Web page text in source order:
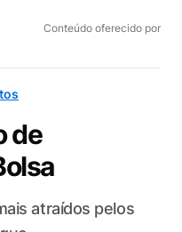
Conteúdo oferecido por
de
atraídos pelos